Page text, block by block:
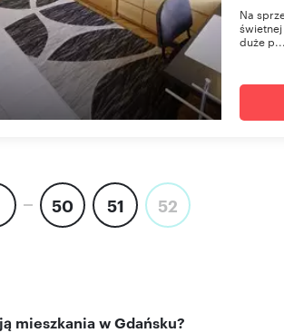
Na
duże
50 51 52
mieszkania w Gdańsku?